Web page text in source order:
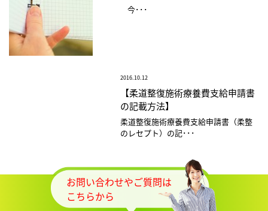
今･･･
2016.10.12
【柔道整復施術療養費支給申請書
の記載方法】
柔道整復施術療養費支給申請書（柔整
のレセプト）の記･･･
お問い合わせやご質問は
こちらから